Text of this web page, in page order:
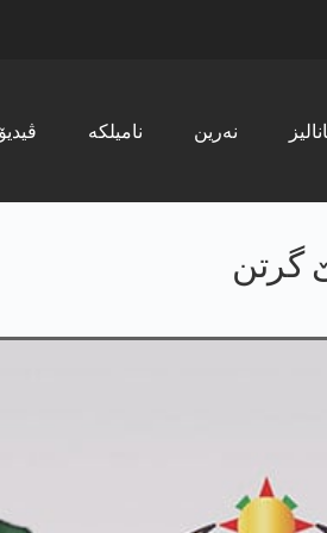
ڤیدیۆ نامیلکە نەرین
گرتن